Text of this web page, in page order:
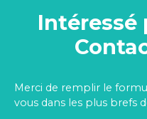
Intéressé
Merci de remplir le
vous dans les plus brefs